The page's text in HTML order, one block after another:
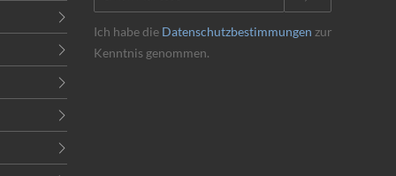
Ich habe die Datenschutzbestimmungen zur
Kenntnis genommen.